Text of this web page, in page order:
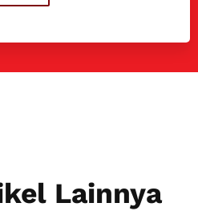
Lainnya